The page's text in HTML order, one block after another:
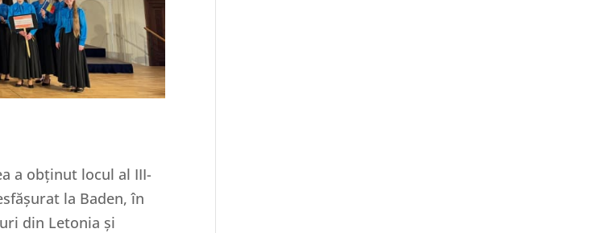
a obținut locul al III-
la Baden, în
din Letonia și